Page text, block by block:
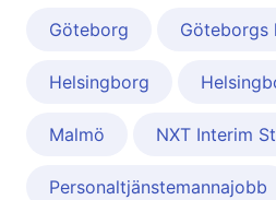
Göteborg Göteborgs
Helsingborg
Malmö NXT Interim
Personaltjänstemannajobb